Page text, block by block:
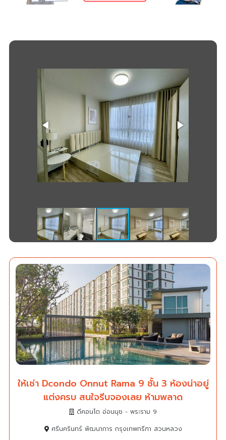
ให้เช่า Dcondo Onnut Rama 9 ชั้น 3 ห้องน่าอยู่
แต่งครบ สนใจรีบจองเลย ห้ามพลาด
ดีคอนโด อ่อนนุช - พระราม 9
ศรีนครินทร์ พัฒนาการ กรุงเทพกรีฑา สวนหลวง